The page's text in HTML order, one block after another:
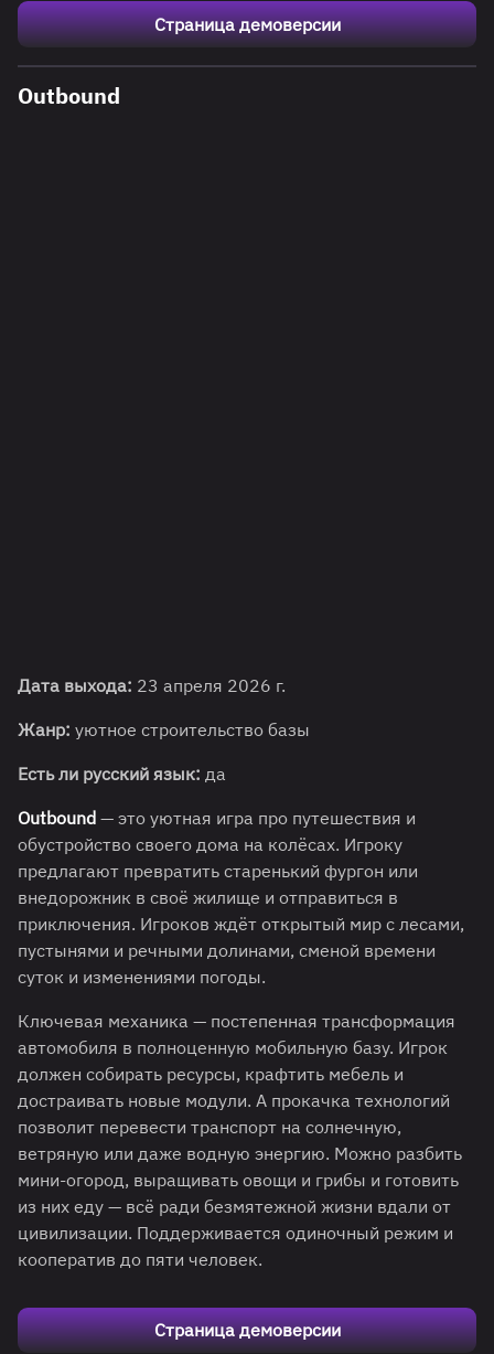
Страница демоверсии
Outbound
Дата выхода: 23 апреля 2026 г.
Жанр: уютное строительство базы
Есть ли русский язык: да
Outbound — это уютная игра про путешествия и
обустройство своего дома на колёсах. Игроку
предлагают превратить старенький фургон или
внедорожник в своё жилище и отправиться в
приключения. Игроков ждёт открытый мир с лесами,
пустынями и речными долинами, сменой времени
суток и изменениями погоды.
Ключевая механика — постепенная трансформация
автомобиля в полноценную мобильную базу. Игрок
должен собирать ресурсы, крафтить мебель и
достраивать новые модули. А прокачка технологий
позволит перевести транспорт на солнечную,
ветряную или даже водную энергию. Можно разбить
мини-огород, выращивать овощи и грибы и готовить
из них еду — всё ради безмятежной жизни вдали от
цивилизации. Поддерживается одиночный режим и
кооператив до пяти человек.
Страница демоверсии